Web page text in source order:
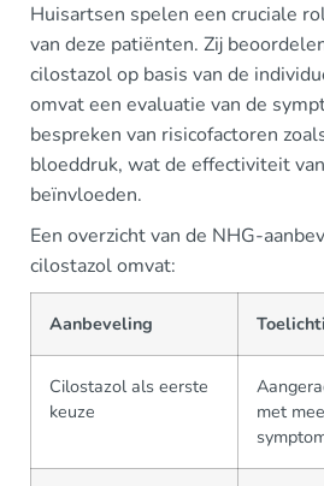
Huisartsen spelen een cruciale
van deze patiënten. Zij
cilostazol op basis van de
omvat een evaluatie van de
bespreken van risicofactoren
bloeddruk, wat de effectiviteit
beïnvloeden.
Een overzicht van de NHG-
cilostazol omvat:
Aanbeveling
Cilostazol als eerste
keuze
met